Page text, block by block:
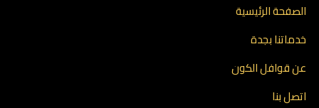
الصفحة الرئيسية
خدماتنا بجدة
عن قوافل الكون
اتصل بنا